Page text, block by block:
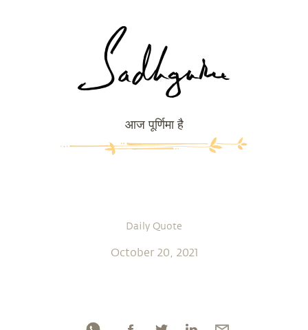
आज पूर्णिमा है
Daily Quote
October 20, 2021